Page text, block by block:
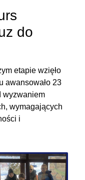
do
etapie wzięło
awansowało 23
wyzwaniem
wymagających
i